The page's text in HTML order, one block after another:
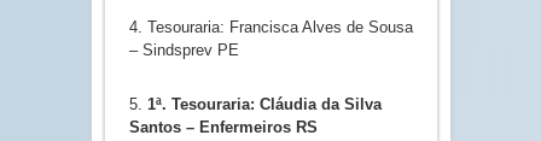
4. Tesouraria: Francisca Alves de Sousa
– Sindsprev PE
5. 1ª. Tesouraria: Cláudia da Silva
Santos – Enfermeiros RS